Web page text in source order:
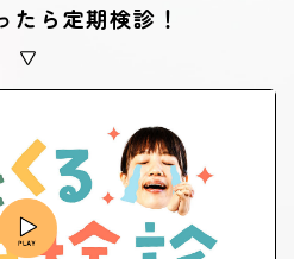
たら定期検診！